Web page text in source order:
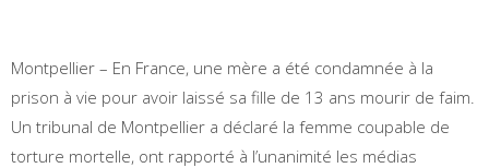
Montpellier – En France, une mère a été condamnée à la
prison à vie pour avoir laissé sa fille de 13 ans mourir de faim.
Un tribunal de Montpellier a déclaré la femme coupable de
torture mortelle, ont rapporté à l’unanimité les médias